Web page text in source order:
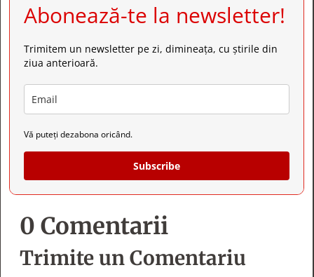
Abonează-te la newsletter!
Trimitem un newsletter pe zi, dimineața, cu știrile din
ziua anterioară.
Vă puteți dezabona oricând.
Subscribe
0 Comentarii
Trimite un Comentariu